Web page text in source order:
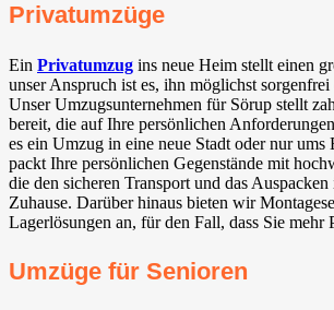
Privatumzüge
Ein Privatumzug ins neue Heim stellt einen
unser Anspruch ist es, ihn möglichst
Unser Umzugsunternehmen für Sörup stellt
bereit, die auf Ihre persönlichen
es ein Umzug in eine neue Stadt oder nur ums
packt Ihre persönlichen Gegenstände mit
die den sicheren Transport und das
Zuhause. Darüber hinaus bieten wir
Lagerlösungen an, für den Fall, dass Sie mehr
Umzüge für Senioren